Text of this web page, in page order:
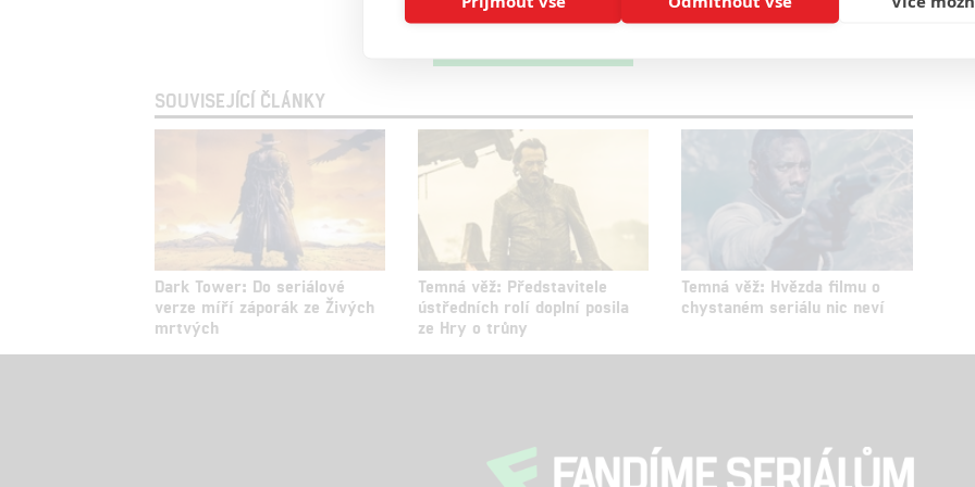
SOUVISEJÍCÍ ČLÁNKY
Dark Tower: Do seriálové
verze míří záporák ze Živých
mrtvých
Temná věž: Představitele
ústředních rolí doplní posila
ze Hry o trůny
Temná věž: Hvězda filmu o
chystaném seriálu nic neví